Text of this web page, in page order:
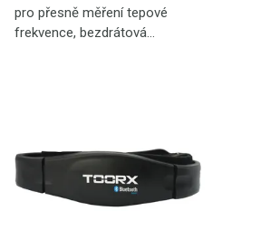
pro přesně měření tepové
frekvence, bezdrátová